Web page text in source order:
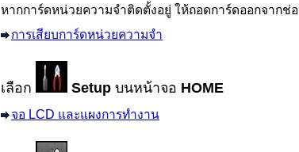
หากการ์ดหน่วยความจำติดตั้งอยู่ ให้ถอดการ์ดออกจากช่
การเสียบการ์ดหน่วยความจำ
เลือก Setup บนหน้าจอ HOME
จอ LCD และแผงการทำงาน